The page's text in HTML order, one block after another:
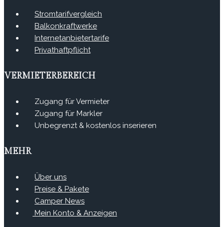
Stromtarifvergleich
Balkonkraftwerke
Internetanbietertarife
Privathaftpflicht
VERMIETERBEREICH
Zugang für Vermieter
Zugang für Markler
Unbegrenzt & kostenlos inserieren
MEHR
Über uns
Preise & Pakete
Camper News
Mein Konto & Anzeigen